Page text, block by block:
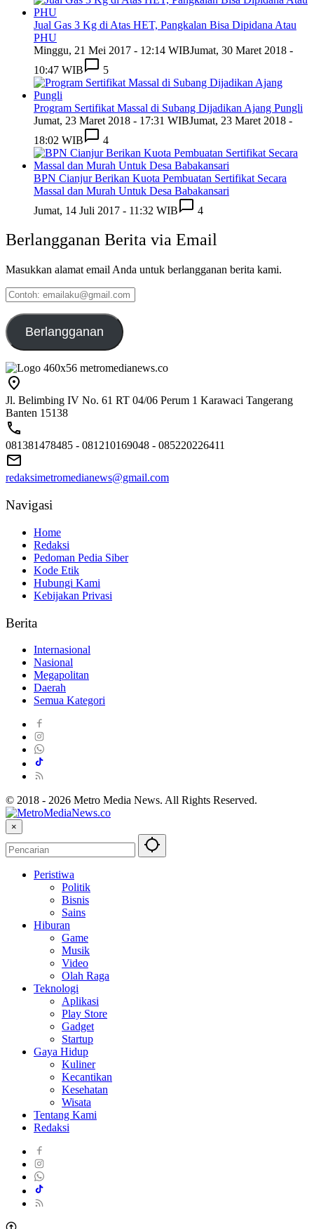
Jual Gas 3 Kg di Atas HET, Pangkalan Bisa Dipidana Atau
PHU
Minggu, 21 Mei 2017 - 12:14 WIBJumat, 30 Maret 2018 -
10:47 WIB
5
Program Sertifikat Massal di Subang Dijadikan Ajang Pungli
Jumat, 23 Maret 2018 - 17:31 WIBJumat, 23 Maret 2018 -
18:02 WIB
4
BPN Cianjur Berikan Kuota Pembuatan Sertifikat Secara
Massal dan Murah Untuk Desa Babakansari
Jumat, 14 Juli 2017 - 11:32 WIB
4
Berlangganan Berita via Email
Masukkan alamat email Anda untuk berlangganan berita kami.
Contoh:
emailaku@gmail.com
Berlangganan
Jl. Belimbing IV No. 61 RT 04/06 Perum 1 Karawaci Tangerang
Banten 15138
081381478485 - 081210169048 - 085220226411
redaksimetromedianews@gmail.com
Navigasi
Home
Redaksi
Pedoman Pedia Siber
Kode Etik
Hubungi Kami
Kebijakan Privasi
Berita
Internasional
Nasional
Megapolitan
Daerah
Semua Kategori
© 2018 - 2026 Metro Media News. All Rights Reserved.
×
Peristiwa
Politik
Bisnis
Sains
Hiburan
Game
Musik
Video
Olah Raga
Teknologi
Aplikasi
Play Store
Gadget
Startup
Gaya Hidup
Kuliner
Kecantikan
Kesehatan
Wisata
Tentang Kami
Redaksi